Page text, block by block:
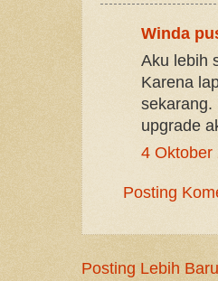
Winda
Aku lebih
Karena
sekarang.
upgrade
4 Oktober
Posting
Posting Lebih Baru